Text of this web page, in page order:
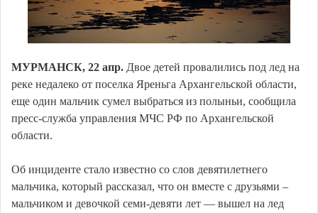
МУРМАНСК, 22 апр. Двое детей провалились под лед на
реке недалеко от поселка Яреньга Архангельской области,
еще один мальчик сумел выбраться из полыньи, сообщила
пресс-служба управления МЧС РФ по Архангельской
области.
Об инциденте стало известно со слов девятилетнего
мальчика, который рассказал, что он вместе с друзьями –
мальчиком и девочкой семи-девяти лет — вышел на лед